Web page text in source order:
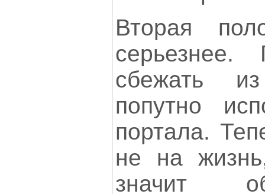
Вторая
серьезнее.
сбежать
попутно
портала.
не на
значит